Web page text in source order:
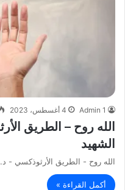
Admin 1 4 أغسطس، 2023
الله روح – الطريق
الشهيد
الله روح - الطريق الأرثوذكسي -
أكمل القراءة »